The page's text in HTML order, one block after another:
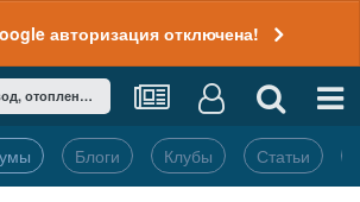
авторизация отключена!
Сантехника, водопровод, отопление, канализация
Блоги Клубы Статьи